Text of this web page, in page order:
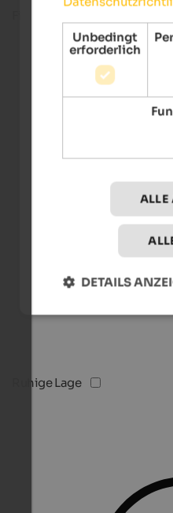
Ruhige Lage
Unbedingt
erforderlich
ALLE
DETAILS